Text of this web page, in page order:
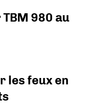
980 au
les feux en